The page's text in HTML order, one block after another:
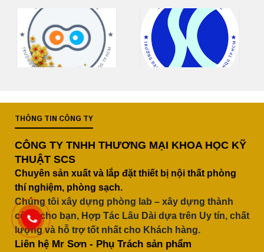
THÔNG TIN CÔNG TY
CÔNG TY TNHH THƯƠNG MẠI KHOA HỌC KỸ
THUẬT SCS
Chuyên sản xuất và lắp đặt thiết bị nội thất phòng
thí nghiệm, phòng sạch.
Chúng tôi xây dựng phòng lab – xây dựng thành
công cho bạn, Hợp Tác Lâu Dài dựa trên Uy tín, chất
lượng và hỗ trợ tốt nhất cho Khách hàng.
Liên hệ Mr Sơn - Phụ Trách sản phẩm